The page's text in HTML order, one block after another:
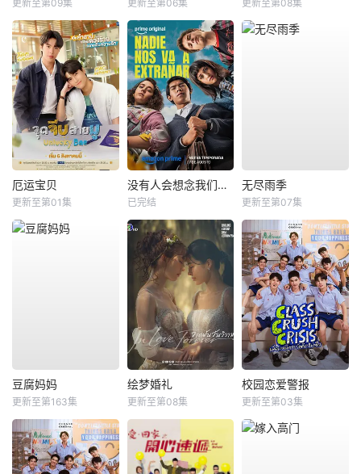
更新至第09集 更新至第06集 更新至第08集
厄运宝贝
更新至第01集
没有人会想念我们第二季
已完结
无尽雨季
更新至第07集
豆腐妈妈
更新至第163集
绘梦婚礼
更新至第08集
校园恋爱警报
更新至第03集